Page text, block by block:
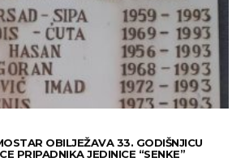
OBILJEŽAVA 33. GODIŠNJICU
PRIPADNIKA JEDINICE “SENKE”